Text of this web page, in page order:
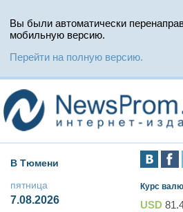
Вы были автоматически
мобильную версию.
Перейти на полную версию.
В Тюмени
пятница
7.08.2026
Курс
USD